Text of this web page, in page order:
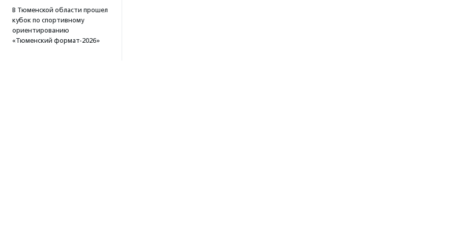
В Тюменской области прошел
кубок по спортивному
ориентированию
«Тюменский формат-2026»